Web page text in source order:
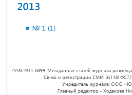
2013
№ 1 (1)
ISSN 2311-6099. Метаданные статей журнала
Св-во о регистрации СМИ: ЭЛ № ФС77-
Учредитель журнала: ООО
Главный редактор - Ходакова